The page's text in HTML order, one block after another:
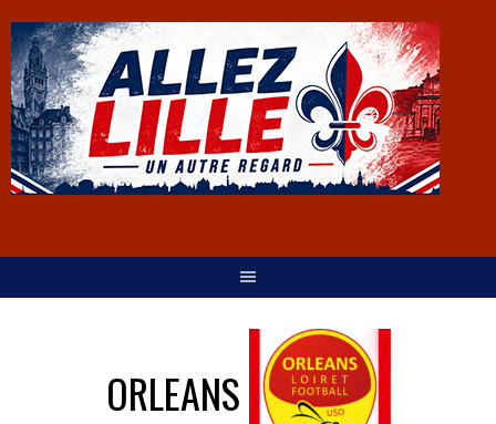
ORLEANS